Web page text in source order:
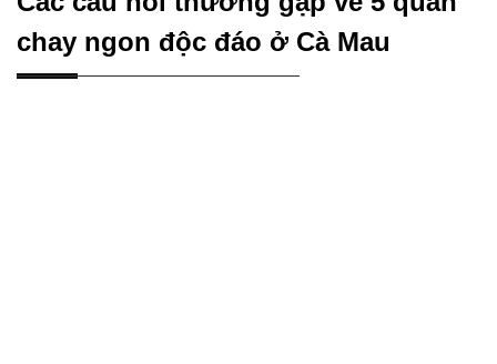
chay ngon độc đáo ở Cà Mau